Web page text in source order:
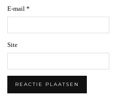
E-mail *
Site